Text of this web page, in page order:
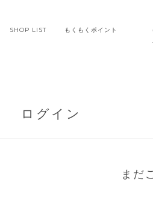
SHOP LIST もくもくポイント
ログイン
まだ